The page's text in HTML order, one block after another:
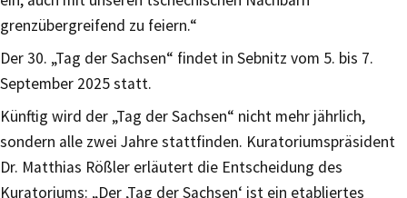
grenzübergreifend zu feiern.“
Der 30. „Tag der Sachsen“ findet in Sebnitz vom 5. bis 7.
September 2025 statt.
Künftig wird der „Tag der Sachsen“ nicht mehr jährlich,
sondern alle zwei Jahre stattfinden. Kuratoriumspräsident
Dr. Matthias Rößler erläutert die Entscheidung des
Kuratoriums: „Der ‚Tag der Sachsen‘ ist ein etabliertes